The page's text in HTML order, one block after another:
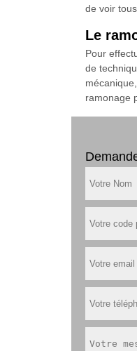
de voir
Le
Pour
de
ramonage